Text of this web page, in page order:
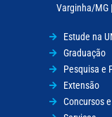
Varginha/MG
Estude na
Graduação
Pesquisa e
Extensão
Concursos